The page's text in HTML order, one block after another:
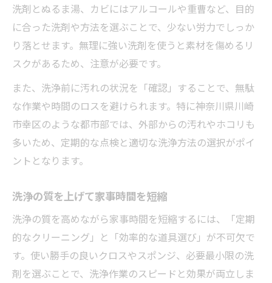
洗剤とぬるま湯、カビにはアルコールや重曹など、目的
に合った洗剤や方法を選ぶことで、少ない労力でしっか
り落とせます。無理に強い洗剤を使うと素材を傷めるリ
スクがあるため、注意が必要です。
また、洗浄前に汚れの状況を「確認」することで、無駄
な作業や時間のロスを避けられます。特に神奈川県川崎
市幸区のような都市部では、外部からの汚れやホコリも
多いため、定期的な点検と適切な洗浄方法の選択がポイ
ントとなります。
洗浄の質を上げて家事時間を短縮
洗浄の質を高めながら家事時間を短縮するには、「定期
的なクリーニング」と「効率的な道具選び」が不可欠で
す。使い勝手の良いクロスやスポンジ、必要最小限の洗
剤を選ぶことで、洗浄作業のスピードと効果が両立しま